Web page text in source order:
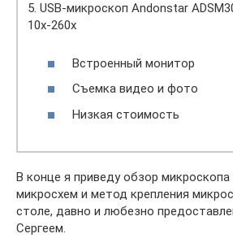
5. USB-микроскоп Andonstar
10x-260x
Встроенный монитор
Съемка видео и фото
Низкая стоимость
В конце я приведу обзор микроскопа
микросхем и метод крепления
столе, давно и любезно
Сергеем.